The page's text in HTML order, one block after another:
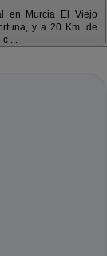
en Murcia El Viejo
y a 20 Km. de
...